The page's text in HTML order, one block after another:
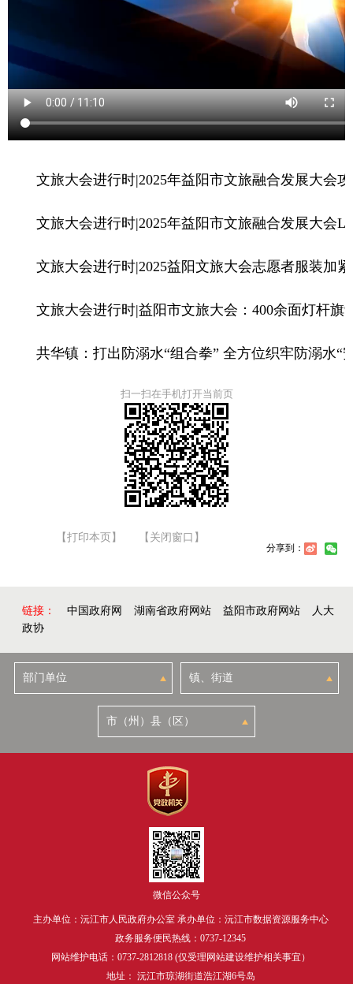
文旅大会进行时|2025年益阳市文旅融合发展大会
文旅大会进行时|2025年益阳市文旅融合发展大会
文旅大会进行时|2025益阳文旅大会志愿者服装加
文旅大会进行时|益阳市文旅大会：400余面灯杆旗
共华镇：打出防溺水“组合拳” 全方位织牢防溺水“
扫一扫在手机打开当前页
【打印本页】 【关闭窗口】
分享到：
链接： 中国政府网 湖南省政府网站 益阳市政府网站
人大
政协
微信公众号
主办单位：沅江市人民政府办公室 承办单位：沅江市数据资源服务中心
政务服务便民热线：0737-12345
网站维护电话：0737-2812818 (仅受理网站建设维护相关事宜）
地址： 沅江市琼湖街道浩江湖6号岛